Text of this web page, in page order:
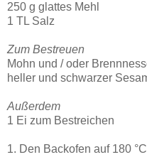
250 g glattes Mehl
1 TL Salz
Zum Bestreuen
Mohn und / oder
heller und schwarzer
Außerdem
1 Ei zum Bestreichen
1. Den Backofen auf 180